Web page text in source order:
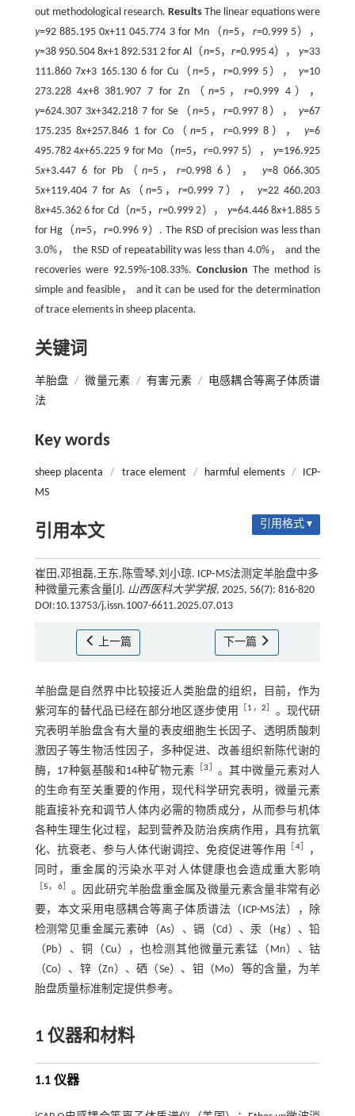
out methodological research. ResultsThe linear equations were
y=92 885.195 0x+11 045.774 3 for Mn（n=5， r=0.999 5），
y=38 950.504 8x+1 892.531 2 for Al（n=5， r=0.995 4），y=33
111.860 7x+3 165.130 6 for Cu（ n=5，r=0.999 5），y=10
273.228 4x+8 381.907 7 for Zn（ n=5， r=0.999 4），
y=624.307 3x+342.218 7 for Se（ n=5，r=0.997 8），y=67
175.235 8x+257.846 1 for Co（ n=5， r=0.999 8），y=6
495.782 4x+65.225 9 for Mo（n=5，r=0.997 5），y=196.925
5x+3.447 6 for Pb（ n=5， r=0.998 6）， y=8 066.305
5x+119.404 7 for As（ n=5，r=0.999 7），y=22 460.203
8x+45.362 6 for Cd（n=5， r=0.999 2）， y=64.446 8x+1.885 5
for Hg（n=5，r=0.996 9）. The RSD of precision was less than
3.0%， the RSD of repeatability was less than 4.0%， and the
recoveries were 92.59%-108.33%. Conclusion The method is
simple and feasible， and it can be used for the determination
of trace elements in sheep placenta.
关键词
羊胎盘 / 微量元素 / 有害元素 / 电感耦合等离子体质谱
法
Key words
sheep placenta / trace element / harmful elements /
ICP-
MS
引用本文 引用格式 ▾
崔田,邓祖磊,王东,陈雪琴,刘小琼. ICP⁃MS法测定羊胎盘中多
种微量元素含量[J]. 山西医科大学学报, 2025, 56(7): 816-820
DOI:10.13753/j.issn.1007-6611.2025.07.013
上一篇 下一篇
羊胎盘是自然界中比较接近人类胎盘的组织，目前，作为
紫河车的替代品已经在部分地区逐步使用
1 ， 2
。现代研
究表明羊胎盘含有大量的表皮细胞生长因子、透明质酸刺
激因子等生物活性因子，多种促进、改善组织新陈代谢的
酶，17种氨基酸和14种矿物元素 ［3
。其中微量元素对人
的生命有至关重要的作用，现代科学研究表明，微量元素
能直接补充和调节人体内必需的物质成分，从而参与机体
各种生理生化过程，起到营养及防治疾病作用，具有抗氧
化、抗衰老、参与人体代谢调控、免疫促进等作用
4］
，
同时，重金属的污染水平对人体健康也会造成重大影响
5， 6］ 。因此研究羊胎盘重金属及微量元素含量非常有必
要，本文采用电感耦合等离子体质谱法（ICP-MS法），除
检测常见重金属元素砷（As）、镉（Cd）、汞（Hg）、铅
（Pb）、铜（Cu），也检测其他微量元素锰（Mn）、钴
（Co）、锌（Zn）、硒（Se）、钼（Mo）等的含量，为羊
胎盘质量标准制定提供参考。
1 仪器和材料
1.1 仪器